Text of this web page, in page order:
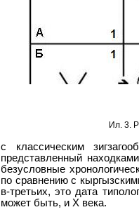
Ил. 3.
с классическим
представленный
безусловные
по сравнению с
в-третьих, это дата
может быть, и Х века.